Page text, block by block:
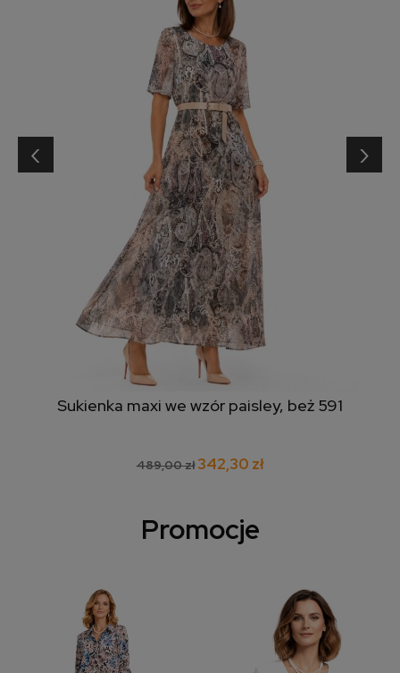
Sukienka maxi we wzór paisley, beż 591
489,00 zł 342,30 zł
‹ ›
Promocje